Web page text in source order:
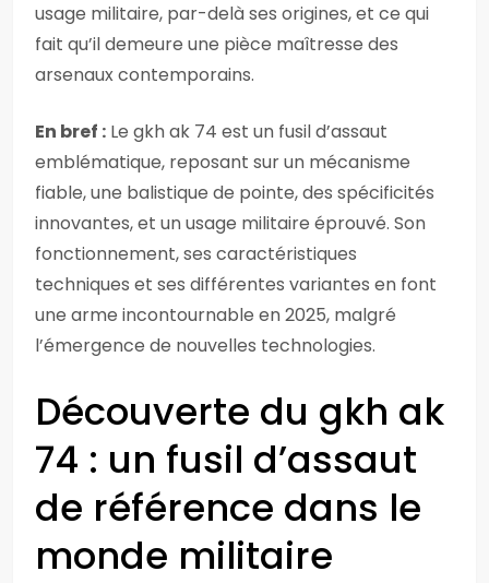
usage militaire, par-delà ses origines, et ce qui
fait qu’il demeure une pièce maîtresse des
arsenaux contemporains.
En bref : Le gkh ak 74 est un fusil d’assaut
emblématique, reposant sur un mécanisme
fiable, une balistique de pointe, des spécificités
innovantes, et un usage militaire éprouvé. Son
fonctionnement, ses caractéristiques
techniques et ses différentes variantes en font
une arme incontournable en 2025, malgré
l’émergence de nouvelles technologies.
Découverte du gkh ak
74 : un fusil d’assaut
de référence dans le
monde militaire